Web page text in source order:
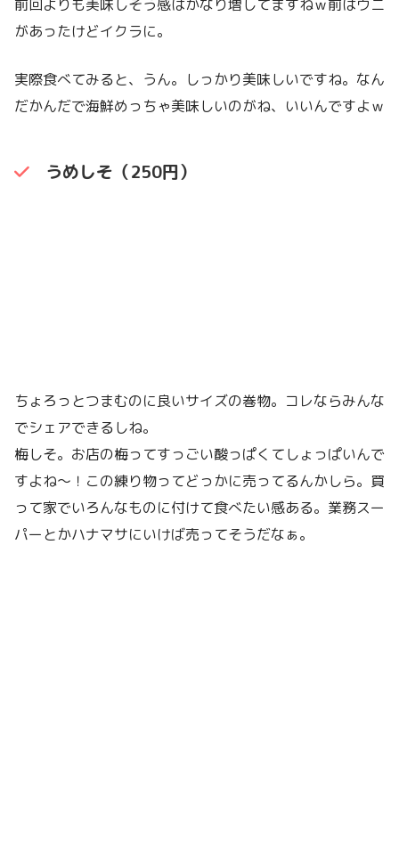
前回よりも美味しそう感はかなり増してますねｗ前はウニ
があったけどイクラに。
実際食べてみると、うん。しっかり美味しいですね。なん
だかんだで海鮮めっちゃ美味しいのがね、いいんですよｗ
うめしそ（250円）
ちょろっとつまむのに良いサイズの巻物。コレならみんな
でシェアできるしね。
梅しそ。お店の梅ってすっごい酸っぱくてしょっぱいんで
すよね〜！この練り物ってどっかに売ってるんかしら。買
って家でいろんなものに付けて食べたい感ある。業務スー
パーとかハナマサにいけば売ってそうだなぁ。